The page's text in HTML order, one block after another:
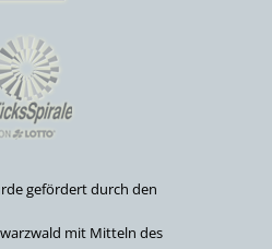
gefördert durch den
mit Mitteln des